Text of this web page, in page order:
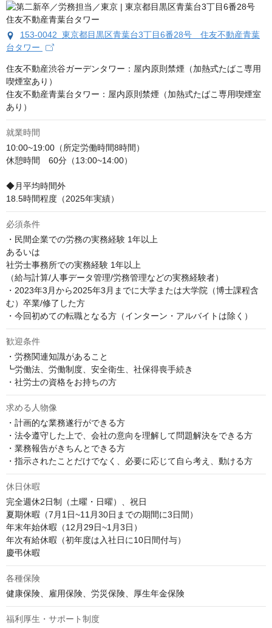
153-0042 東京都目黒区青葉台3丁目6番28号 住友不動産青葉
台タワー
住友不動産渋谷ガーデンタワー：屋内原則禁煙（加熱式たばこ専用
喫煙室あり）
住友不動産青葉台タワー：屋内原則禁煙（加熱式たばこ専用喫煙室
あり）
就業時間
10:00~19:00（所定労働時間8時間）
休憩時間　60分（13:00~14:00）
◆月平均時間外
18.5時間程度（2025年実績）
必須条件
・民間企業での労務の実務経験 1年以上
あるいは
社労士事務所での実務経験 1年以上
（給与計算/人事データ管理/労務管理などの実務経験者）
・2023年3月から2025年3月までに大学または大学院（博士課程含
む）卒業/修了した方
・今回初めての転職となる方（インターン・アルバイトは除く）
歓迎条件
・労務関連知識があること
┗労働法、労働制度、安全衛生、社保得喪手続き
・社労士の資格をお持ちの方
求める人物像
・計画的な業務遂行ができる方
・法令遵守した上で、会社の意向を理解して問題解決をできる方
・業務報告がきちんとできる方
・指示されたことだけでなく、必要に応じて自ら考え、動ける方
休日休暇
完全週休2日制（土曜・日曜）、祝日
夏期休暇（7月1日~11月30日までの期間に3日間）
年末年始休暇（12月29日~1月3日）
年次有給休暇（初年度は入社日に10日間付与）
慶弔休暇
各種保険
健康保険、雇用保険、労災保険、厚生年金保険
福利厚生・サポート制度